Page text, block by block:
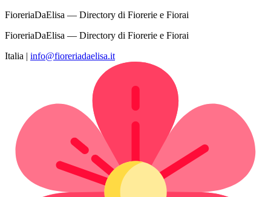
FioreriaDaElisa — Directory di Fiorerie e Fiorai
FioreriaDaElisa — Directory di Fiorerie e Fiorai
Italia | info@fioreriadaelisa.it